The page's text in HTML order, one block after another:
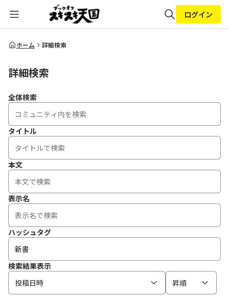
全体検索
ログイン
ホーム 詳細検索
詳細検索
全体検索
タイトル
本文
表示名
ハッシュタグ
検索結果表示
投稿日時
昇順